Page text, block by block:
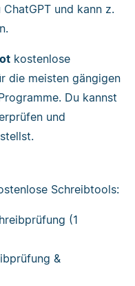
und kann z.
kostenlose
die meisten gängigen
Du kannst
und
Schreibtools:
(1
&